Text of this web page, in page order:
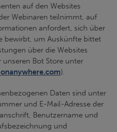
auf den Websites
Webinaren teilnimmt, auf
anfordert, sich über
bewirbt, um Auskünfte bittet
über die Websites
Bot Store unter
).
Daten sind unter
und E-Mail-Adresse der
Benutzername und
und